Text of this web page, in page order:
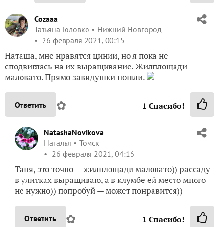
Cozaaa
Татьяна Головко
Нижний Новгород
26 февраля 2021, 00:15
Наташа, мне нравятся цинии, но я пока не
сподвиглась на их выращивание. Жилплощади
маловато. Прямо завидушки пошли.
Ответить ✿ 1 Спасибо!
NatashaNovikova
Наталья
Томск
26 февраля 2021, 04:16
Таня, это точно — жилплощади маловато)) рассаду
в улитках выращиваю, а в клумбе ей место много
не нужно)) попробуй — может понравится))
Ответить ✿ 1 Спасибо!